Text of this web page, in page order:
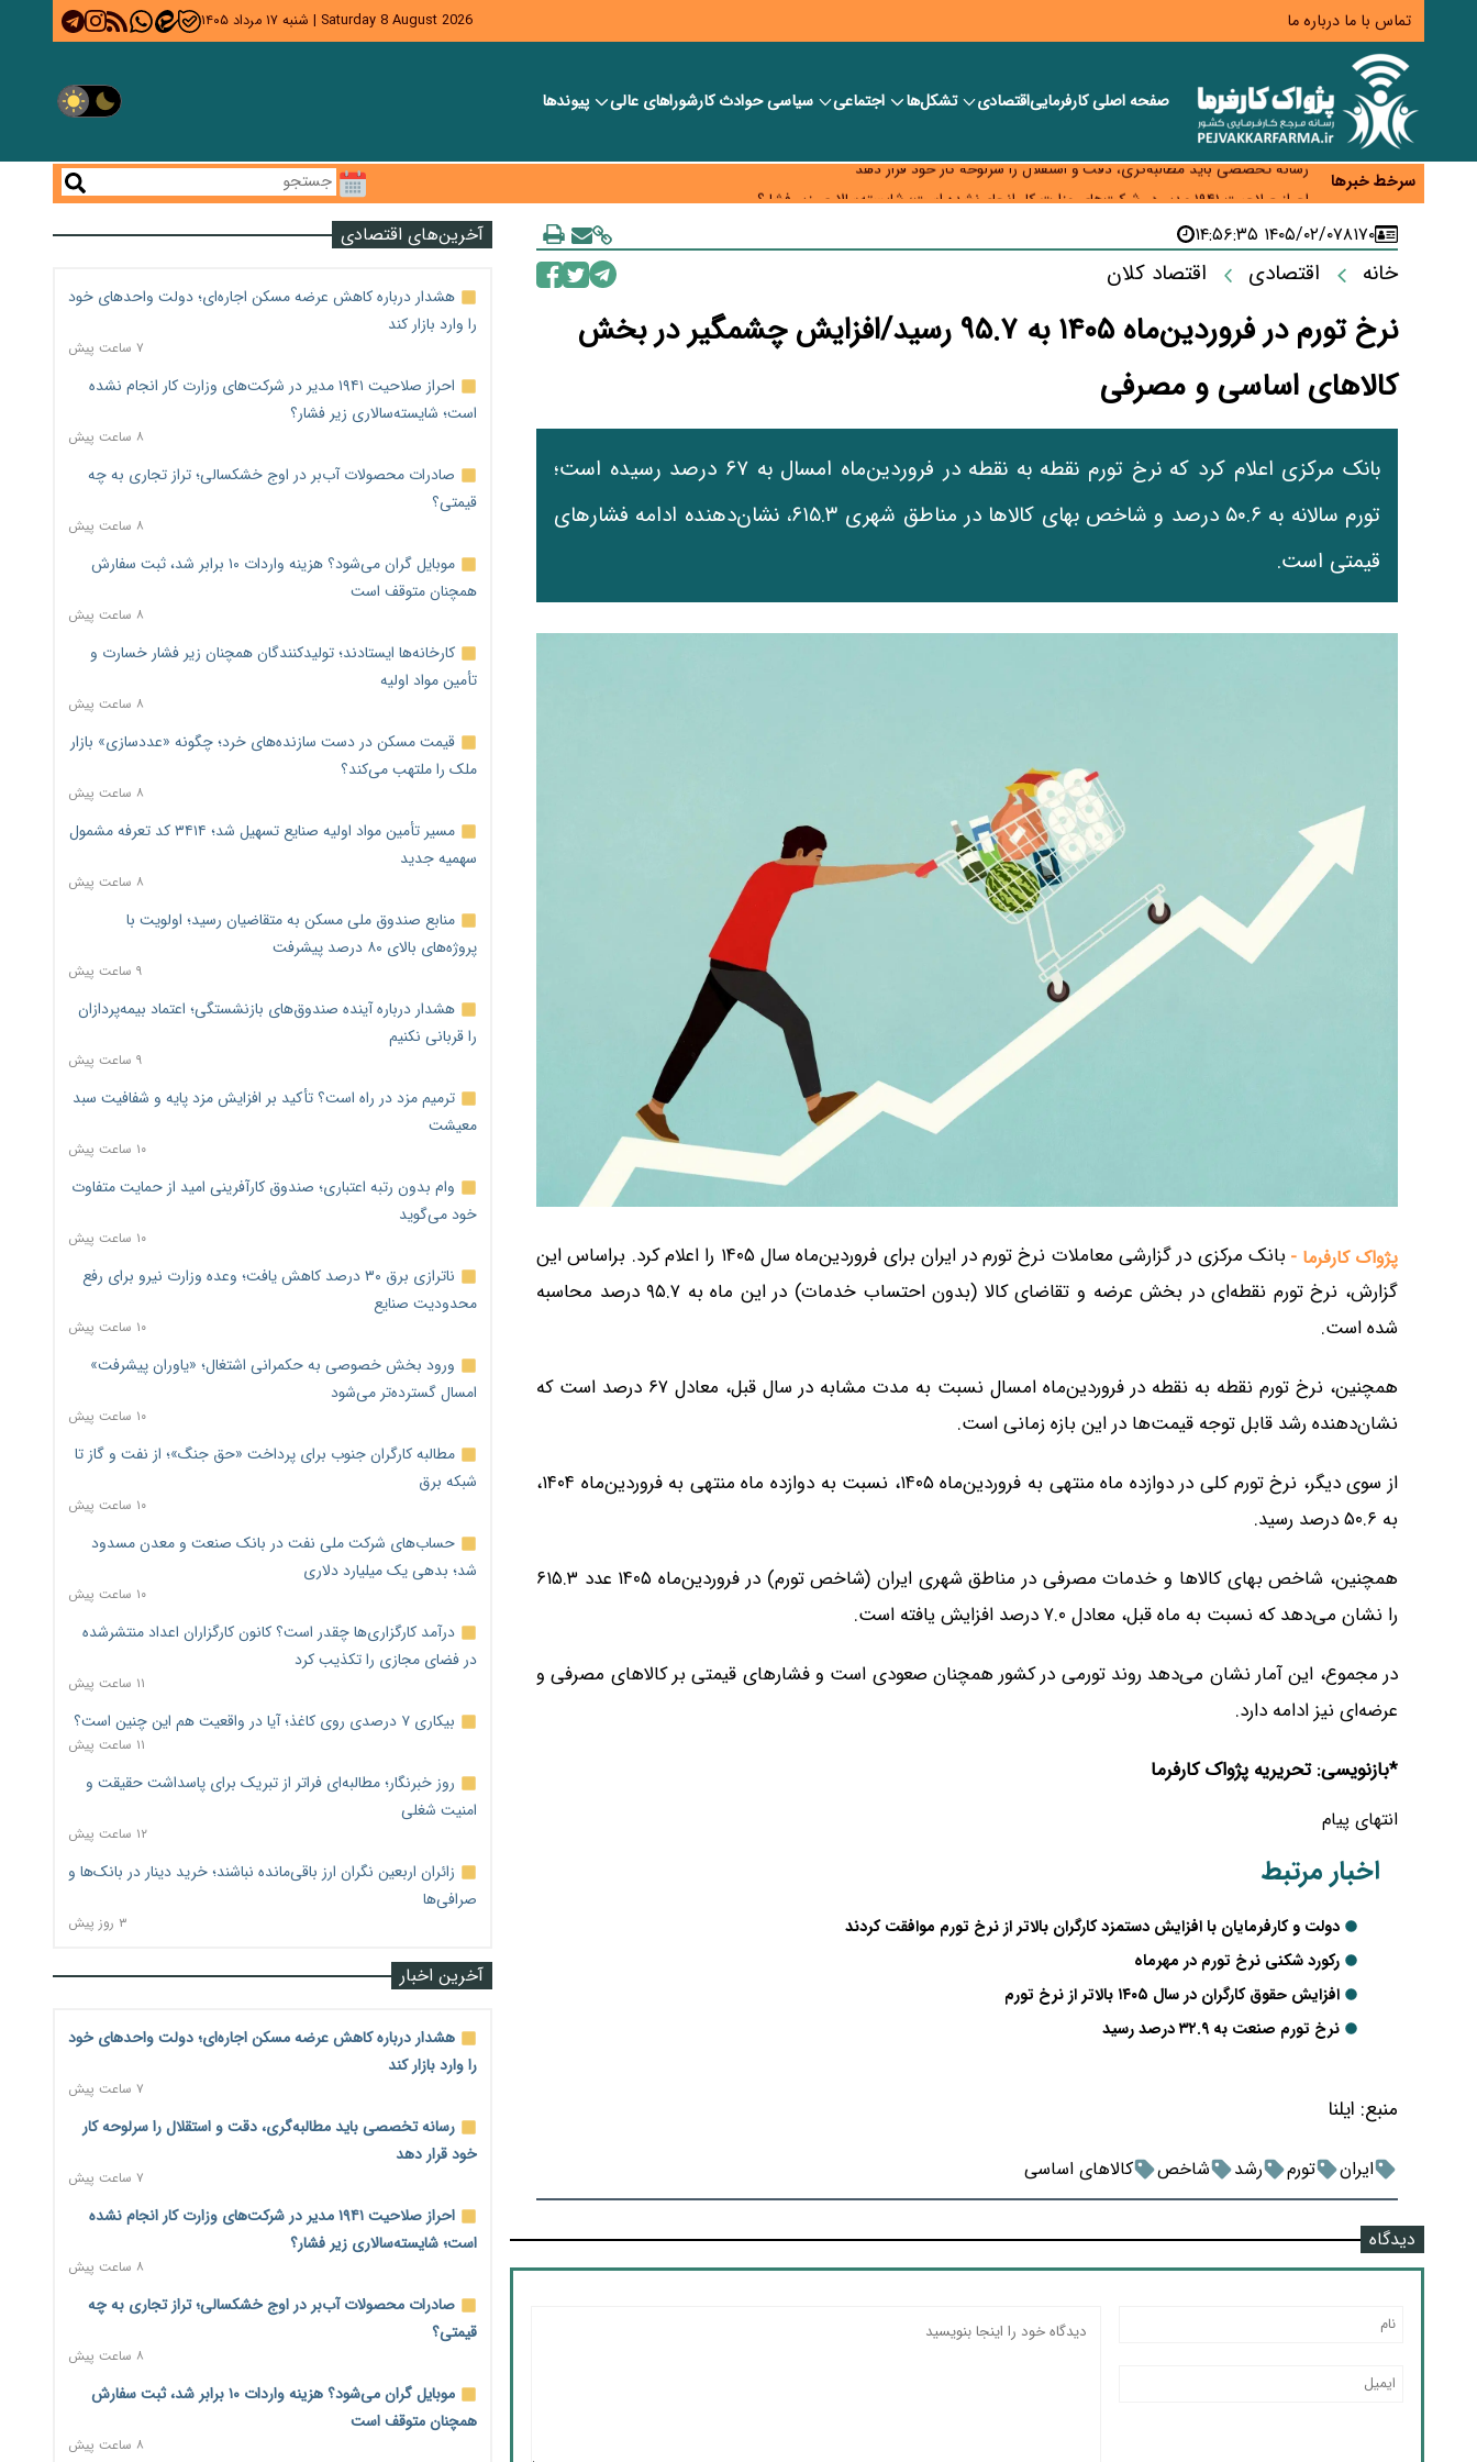
تماس با ما درباره ما Saturday 8 August 2026
| شنبه ۱۷ مرداد ۱۴۰۵
صفحه اصلیکارفرماییاقتصادی تشکل‌ها اجتماعی سیاسیحوادث کارشورا‎های عالی پیوندها
سرخط خبرها
هشدار درباره کاهش عرضه مسکن اجاره‌ای؛ دولت واحدهای خود را وارد بازار کند
رسانه تخصصی باید مطالبه‌گری، دقت و استقلال را سرلوحه کار خود قرار دهد
احراز صلاحیت ۱۹۴۱ مدیر در شرکت‌های وزارت کار انجام نشده است؛ شایسته‌سالاری زیر فشار؟
موبایل گران می‌شود؟ هزینه واردات ۱۰ برابر شد، ثبت سفارش همچنان متوقف است
۸۱۷۰۱۴۰۵/۰۲/۰۷ ۱۴:۵۶:۳۵
خانه اقتصادی اقتصاد کلان
نرخ تورم در فروردین‌ماه ۱۴۰۵ به ۹۵.۷ رسید/افزایش چشمگیر در بخش
کالاهای اساسی و مصرفی
بانک مرکزی اعلام کرد که نرخ تورم نقطه به نقطه در فروردین‌ماه امسال به ۶۷ درصد رسیده است؛
تورم سالانه به ۵۰.۶ درصد و شاخص بهای کالاها در مناطق شهری ۶۱۵.۳، نشان‌دهنده ادامه فشارهای
قیمتی است.
پژواک کارفرما -
بانک مرکزی در گزارشی معاملات نرخ تورم در ایران برای فروردین‌ماه سال ۱۴۰۵ را اعلام کرد. براساس این
گزارش، نرخ تورم نقطه‌ای در بخش عرضه و تقاضای کالا (بدون احتساب خدمات) در این ماه به ۹۵.۷ درصد محاسبه
شده است.
همچنین، نرخ تورم نقطه به نقطه در فروردین‌ماه امسال نسبت به مدت مشابه در سال قبل، معادل ۶۷ درصد است که
نشان‌دهنده رشد قابل توجه قیمت‌ها در این بازه زمانی است.
از سوی دیگر، نرخ تورم کلی در دوازده ماه منتهی به فروردین‌ماه ۱۴۰۵، نسبت به دوازده ماه منتهی به فروردین‌ماه ۱۴۰۴،
به ۵۰.۶ درصد رسید.
همچنین، شاخص بهای کالاها و خدمات مصرفی در مناطق شهری ایران (شاخص تورم) در فروردین‌ماه ۱۴۰۵ عدد ۶۱۵.۳
را نشان می‌دهد که نسبت به ماه قبل، معادل ۷.۰ درصد افزایش یافته است.
در مجموع، این آمار نشان می‌دهد روند تورمی در کشور همچنان صعودی است و فشارهای قیمتی بر کالاهای مصرفی و
عرضه‌ای نیز ادامه دارد.
*بازنویسی: تحریریه پژواک کارفرما
انتهای پیام
اخبار مرتبط
دولت و کارفرمایان با افزایش دستمزد کارگران بالاتر از نرخ تورم موافقت کردند
رکورد شکنی نرخ تورم در مهرماه
افزایش حقوق کارگران در سال ۱۴۰۵ بالاتر از نرخ تورم
نرخ تورم صنعت به ۳۲.۹ درصد رسید
منبع: ایلنا
ایران تورم رشد شاخص کالاهای اساسی
دیدگاه
آخرین‌های اقتصادی
هشدار درباره کاهش عرضه مسکن اجاره‌ای؛ دولت واحدهای خود
را وارد بازار کند
۷ ساعت پیش
احراز صلاحیت ۱۹۴۱ مدیر در شرکت‌های وزارت کار انجام نشده
است؛ شایسته‌سالاری زیر فشار؟
۸ ساعت پیش
صادرات محصولات آب‌بر در اوج خشکسالی؛ تراز تجاری به چه
قیمتی؟
۸ ساعت پیش
موبایل گران می‌شود؟ هزینه واردات ۱۰ برابر شد، ثبت سفارش
همچنان متوقف است
۸ ساعت پیش
کارخانه‌ها ایستادند؛ تولیدکنندگان همچنان زیر فشار خسارت و
تأمین مواد اولیه
۸ ساعت پیش
قیمت مسکن در دست سازنده‌های خرد؛ چگونه «عددسازی» بازار
ملک را ملتهب می‌کند؟
۸ ساعت پیش
مسیر تأمین مواد اولیه صنایع تسهیل شد؛ ۳۴۱۴ کد تعرفه مشمول
سهمیه جدید
۸ ساعت پیش
منابع صندوق ملی مسکن به متقاضیان رسید؛ اولویت با
پروژه‌های بالای ۸۰ درصد پیشرفت
۹ ساعت پیش
هشدار درباره آینده صندوق‌های بازنشستگی؛ اعتماد بیمه‌پردازان
را قربانی نکنیم
۹ ساعت پیش
ترمیم مزد در راه است؟ تأکید بر افزایش مزد پایه و شفافیت سبد
معیشت
۱۰ ساعت پیش
وام بدون رتبه اعتباری؛ صندوق کارآفرینی امید از حمایت متفاوت
خود می‌گوید
۱۰ ساعت پیش
ناترازی برق ۳۰ درصد کاهش یافت؛ وعده وزارت نیرو برای رفع
محدودیت صنایع
۱۰ ساعت پیش
ورود بخش خصوصی به حکمرانی اشتغال؛ «یاوران پیشرفت»
امسال گسترده‌تر می‌شود
۱۰ ساعت پیش
مطالبه کارگران جنوب برای پرداخت «حق جنگ»؛ از نفت و گاز تا
شبکه برق
۱۰ ساعت پیش
حساب‌های شرکت ملی نفت در بانک صنعت و معدن مسدود
شد؛ بدهی یک میلیارد دلاری
۱۰ ساعت پیش
درآمد کارگزاری‌ها چقدر است؟ کانون کارگزاران اعداد منتشرشده
در فضای مجازی را تکذیب کرد
۱۱ ساعت پیش
بیکاری ۷ درصدی روی کاغذ؛ آیا در واقعیت هم این چنین است؟
۱۱ ساعت پیش
روز خبرنگار؛ مطالبه‌ای فراتر از تبریک برای پاسداشت حقیقت و
امنیت شغلی
۱۲ ساعت پیش
زائران اربعین نگران ارز باقی‌مانده نباشند؛ خرید دینار در بانک‌ها و
صرافی‌ها
۳ روز پیش
آخرین اخبار
هشدار درباره کاهش عرضه مسکن اجاره‌ای؛ دولت واحدهای خود
را وارد بازار کند
۷ ساعت پیش
رسانه تخصصی باید مطالبه‌گری، دقت و استقلال را سرلوحه کار
خود قرار دهد
۷ ساعت پیش
احراز صلاحیت ۱۹۴۱ مدیر در شرکت‌های وزارت کار انجام نشده
است؛ شایسته‌سالاری زیر فشار؟
۸ ساعت پیش
صادرات محصولات آب‌بر در اوج خشکسالی؛ تراز تجاری به چه
قیمتی؟
۸ ساعت پیش
موبایل گران می‌شود؟ هزینه واردات ۱۰ برابر شد، ثبت سفارش
همچنان متوقف است
۸ ساعت پیش